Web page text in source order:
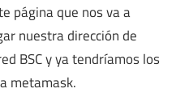
página que nos va a
nuestra dirección de
BSC y ya tendríamos los
metamask.